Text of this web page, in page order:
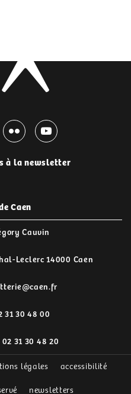
à la newsletter
Caen
Cauvin
Leclerc 14000 Caen
31 30 48 00
02 31 30 48 20
légales accessibilité
newsletters